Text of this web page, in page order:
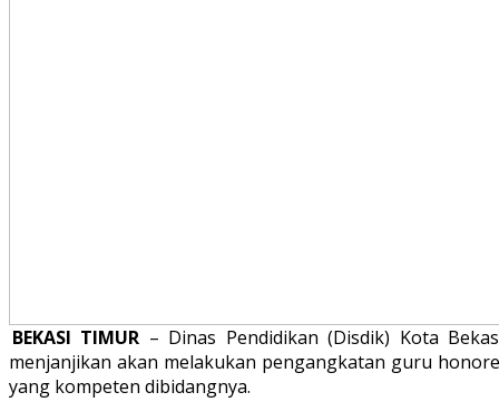
BEKASI TIMUR – Dinas Pendidikan (Disdik) Kota
menjanjikan akan melakukan pengangkatan guru
yang kompeten dibidangnya.